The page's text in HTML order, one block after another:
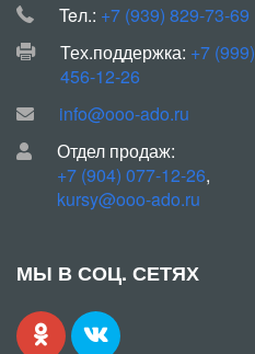
Teл.: +7 (939) 829-73-69
Тех.поддержка: +7 (999)
456-12-26
info@ooo-ado.ru
Отдел продаж:
+7 (904) 077-12-26,
kursy@ooo-ado.ru
МЫ В СОЦ. СЕТЯХ